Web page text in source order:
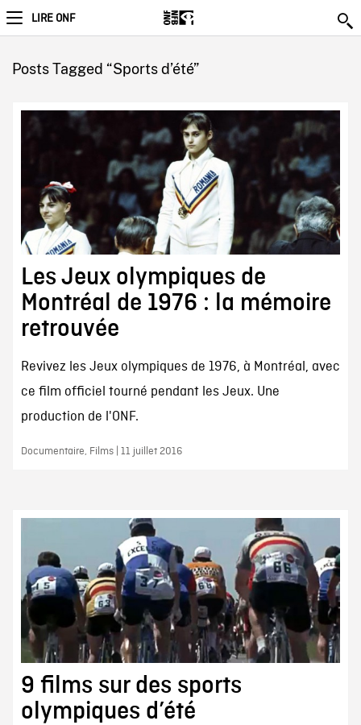
LIRE ONF
Posts Tagged “Sports d’été”
Les Jeux olympiques de
Montréal de 1976 : la mémoire
retrouvée
Revivez les Jeux olympiques de 1976, à Montréal, avec
ce film officiel tourné pendant les Jeux. Une
production de l'ONF.
Documentaire, Films | 11 juillet 2016
9 films sur des sports
olympiques d’été